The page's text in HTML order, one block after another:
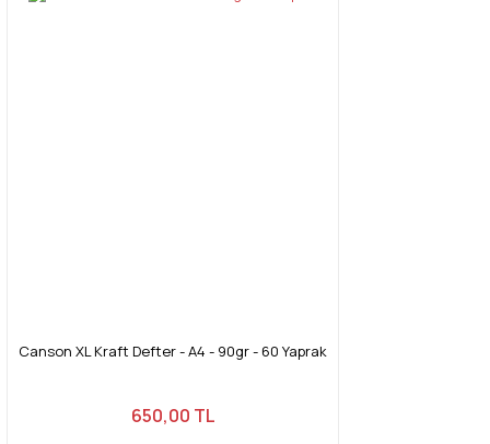
Canson XL Kraft Defter - A4 - 90gr - 60 Yaprak
650,00 TL